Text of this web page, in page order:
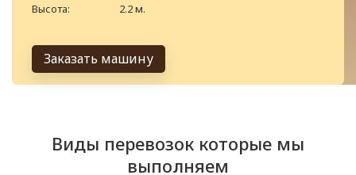
Высота:
2.2 м.
Заказать машину
Виды перевозок которые мы
выполняем